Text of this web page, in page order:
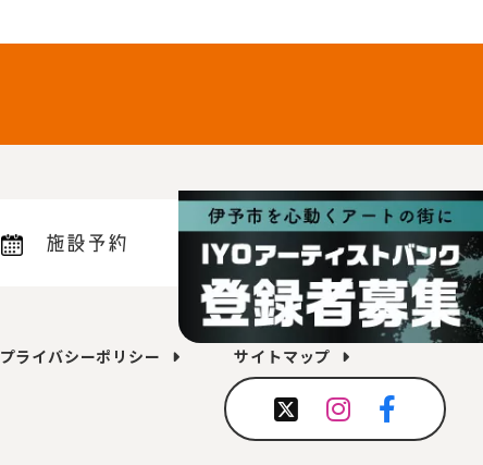
施設予約
プライバシーポリシー サイトマップ